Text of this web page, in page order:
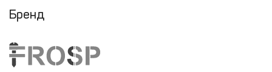
Бренд